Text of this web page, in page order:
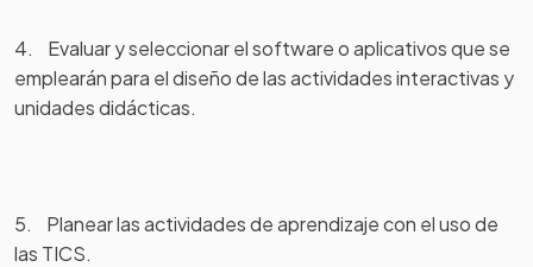
4. Evaluar y seleccionar el software o aplicativos que se
emplearán para el diseño de las actividades interactivas y
unidades didácticas.
5. Planear las actividades de aprendizaje con el uso de
las TICS.